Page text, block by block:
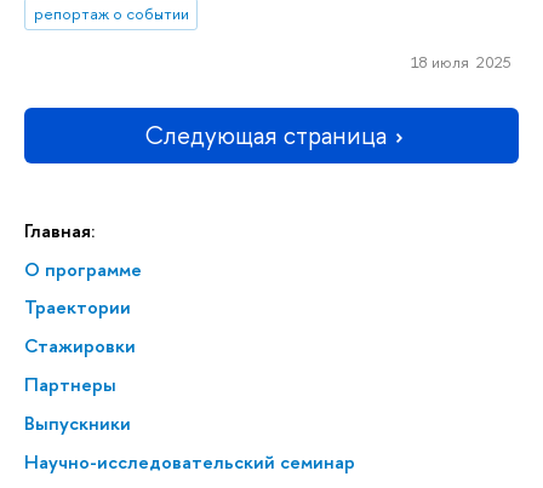
Главная:
О программе
Траектории
Стажировки
Партнеры
Выпускники
Научно-исследовательский семинар
репортаж о событии
18 июля 2025
Следующая страница